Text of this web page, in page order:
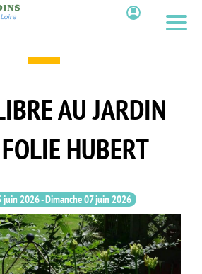
AU JARDIN
HUBERT
juin 2026-Dimanche 07 juin 2026